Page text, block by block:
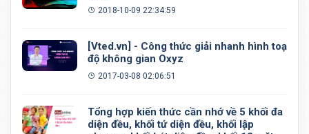
2018-10-09 22:34:59
[Vted.vn] - Công thức giải nhanh hình toạ
độ không gian Oxyz
2017-03-08 02:06:51
Tổng hợp kiến thức cần nhớ về 5 khối đa
diện đều, khối tứ diện đều, khối lập